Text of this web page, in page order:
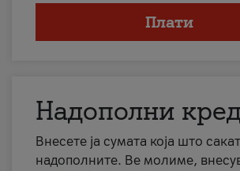
Плати
Надополни
Внесете ја сумата која што
надополните. Ве молиме,